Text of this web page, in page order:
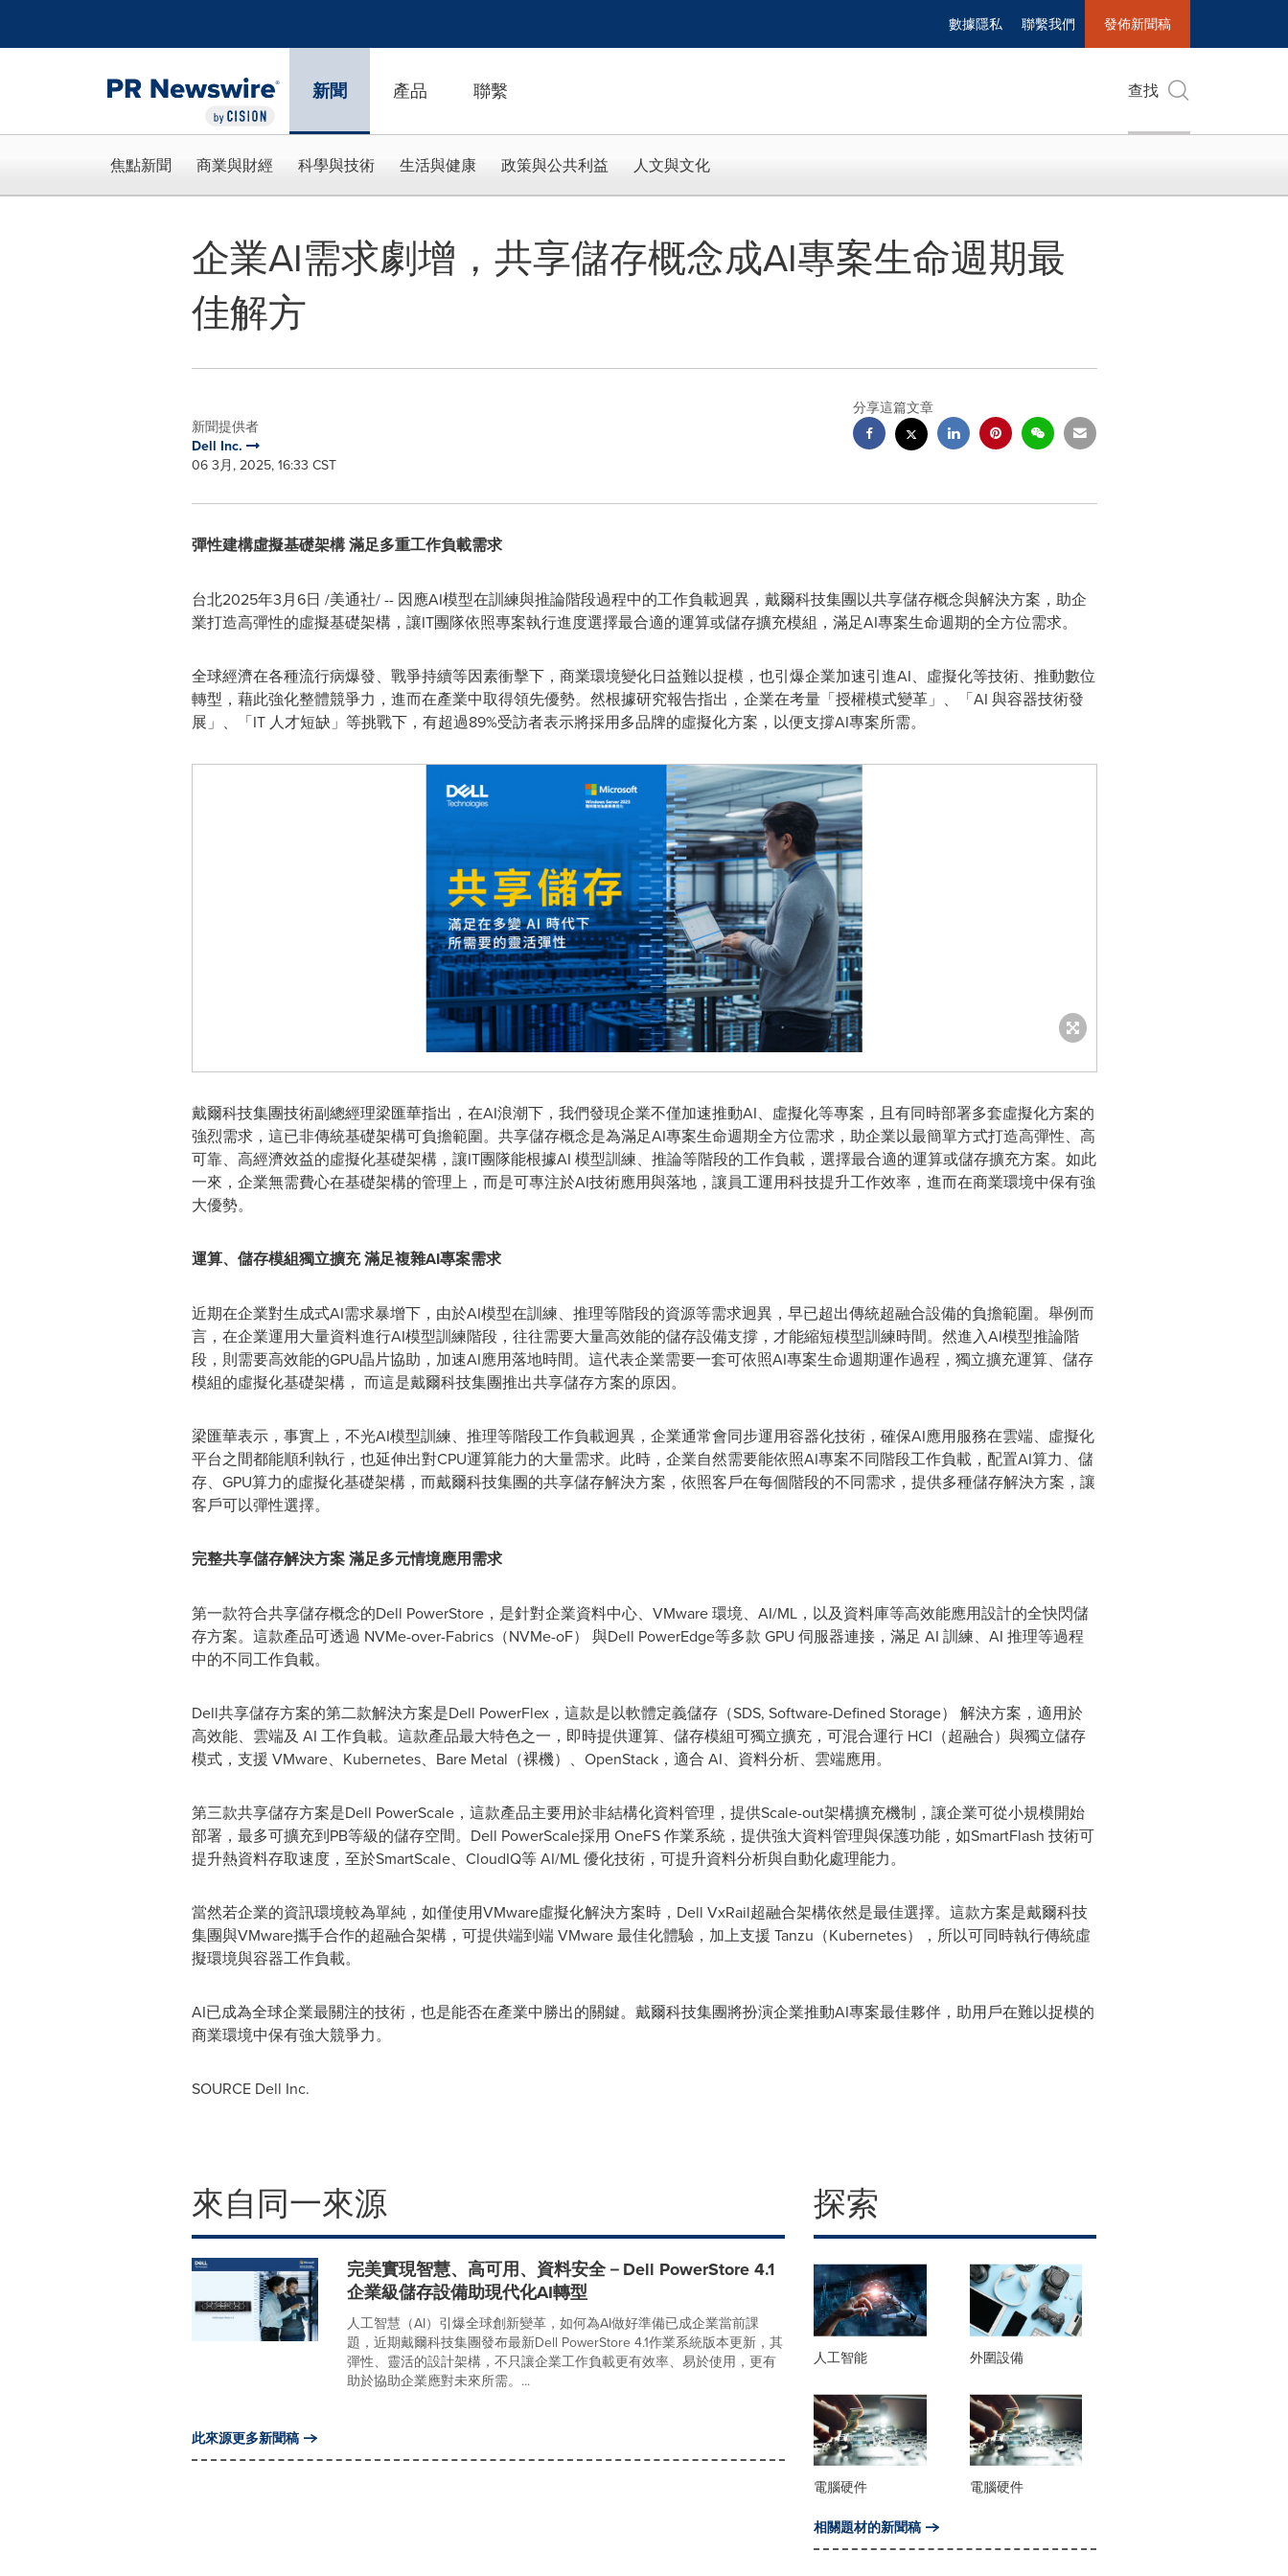
數據隱私 聯繫我們 發佈新聞稿
新聞 產品 聯繫 查找
焦點新聞 商業與財經 科學與技術 生活與健康 政策與公共利益 人文與文化
企業AI需求劇增，共享儲存概念成AI專案生命週期最
佳解方
新聞提供者
Dell Inc.
06 3月, 2025, 16:33 CST
分享這篇文章
彈性建構虛擬基礎架構 滿足多重工作負載需求
台北2025年3月6日 /美通社/ -- 因應AI模型在訓練與推論階段過程中的工作負載迥異，戴爾科技集團以共享儲存概念與解決方案，助企
業打造高彈性的虛擬基礎架構，讓IT團隊依照專案執行進度選擇最合適的運算或儲存擴充模組，滿足AI專案生命週期的全方位需求。
全球經濟在各種流行病爆發、戰爭持續等因素衝擊下，商業環境變化日益難以捉模，也引爆企業加速引進AI、虛擬化等技術、推動數位
轉型，藉此強化整體競爭力，進而在產業中取得領先優勢。然根據研究報告指出，企業在考量「授權模式變革」、「AI 與容器技術發
展」、「IT 人才短缺」等挑戰下，有超過89%受訪者表示將採用多品牌的虛擬化方案，以便支撐AI專案所需。
戴爾科技集團技術副總經理梁匯華指出，在AI浪潮下，我們發現企業不僅加速推動AI、虛擬化等專案，且有同時部署多套虛擬化方案的
強烈需求，這已非傳統基礎架構可負擔範圍。 共享儲存概念是為滿足AI專案生命週期全方位需求，助企業以最簡單方式打造高彈性、高
可靠、高經濟效益的虛擬化基礎架構，讓IT團隊能根據AI 模型訓練、推論等階段的工作負載，選擇最合適的運算或儲存擴充方案。如此
一來，企業無需費心在基礎架構的管理上，而是可專注於AI技術應用與落地，讓員工運用科技提升工作效率，進而在商業環境中保有強
大優勢。
運算、儲存模組獨立擴充 滿足複雜AI專案需求
近期在企業對生成式AI需求暴增下，由於AI模型在訓練、推理等階段的資源等需求迥異，早已超出傳統超融合設備的負擔範圍。舉例而
言，在企業運用大量資料進行AI模型訓練階段，往往需要大量高效能的儲存設備支撐，才能縮短模型訓練時間。然進入AI模型推論階
段，則需要高效能的GPU晶片協助，加速AI應用落地時間。這代表企業需要一套可依照AI專案生命週期運作過程，獨立擴充運算、儲存
模組的虛擬化基礎架構， 而這是戴爾科技集團推出共享儲存方案的原因。
梁匯華表示，事實上，不光AI模型訓練、推理等階段工作負載迥異，企業通常會同步運用容器化技術，確保AI應用服務在雲端、虛擬化
平台之間都能順利執行，也延伸出對CPU運算能力的大量需求。此時，企業自然需要能依照AI專案不同階段工作負載，配置AI算力、儲
存、GPU算力的虛擬化基礎架構，而戴爾科技集團的共享儲存解決方案，依照客戶在每個階段的不同需求，提供多種儲存解決方案，讓
客戶可以彈性選擇。
完整共享儲存解決方案 滿足多元情境應用需求
第一款符合共享儲存概念的Dell PowerStore，是針對企業資料中心、VMware 環境、AI/ML，以及資料庫等高效能應用設計的全快閃儲
存方案。這款產品可透過 NVMe-over-Fabrics（NVMe-oF） 與Dell PowerEdge等多款 GPU 伺服器連接，滿足 AI 訓練、AI 推理等過程
中的不同工作負載。
Dell共享儲存方案的第二款解決方案是Dell PowerFlex，這款是以軟體定義儲存（SDS, Software-Defined Storage） 解決方案，適用於
高效能、雲端及 AI 工作負載。這款產品最大特色之一，即時提供運算、儲存模組可獨立擴充，可混合運行 HCI（超融合）與獨立儲存
模式，支援 VMware、Kubernetes、Bare Metal（裸機）、OpenStack，適合 AI、資料分析、雲端應用。
第三款共享儲存方案是Dell PowerScale，這款產品主要用於非結構化資料管理，提供Scale-out架構擴充機制，讓企業可從小規模開始
部署，最多可擴充到PB等級的儲存空間。Dell PowerScale採用 OneFS 作業系統，提供強大資料管理與保護功能，如SmartFlash 技術可
提升熱資料存取速度，至於SmartScale、CloudIQ等 AI/ML 優化技術，可提升資料分析與自動化處理能力。
當然若企業的資訊環境較為單純，如僅使用VMware虛擬化解決方案時，Dell VxRail超融合架構依然是最佳選擇。這款方案是戴爾科技
集團與VMware攜手合作的超融合架構，可提供端到端 VMware 最佳化體驗，加上支援 Tanzu（Kubernetes），所以可同時執行傳統虛
擬環境與容器工作負載。
AI已成為全球企業最關注的技術，也是能否在產業中勝出的關鍵。戴爾科技集團將扮演企業推動AI專案最佳夥伴，助用戶在難以捉模的
商業環境中保有強大競爭力。
SOURCE Dell Inc.
來自同一來源
完美實現智慧、高可用、資料安全－Dell PowerStore 4.1
企業級儲存設備助現代化AI轉型
人工智慧（AI）引爆全球創新變革，如何為AI做好準備已成企業當前課
題，近期戴爾科技集團發布最新Dell PowerStore 4.1作業系統版本更新，其
彈性、靈活的設計架構，不只讓企業工作負載更有效率、易於使用，更有
助於協助企業應對未來所需。...
此來源更多新聞稿
探索
人工智能 外圍設備
電腦硬件 電腦硬件
相關題材的新聞稿